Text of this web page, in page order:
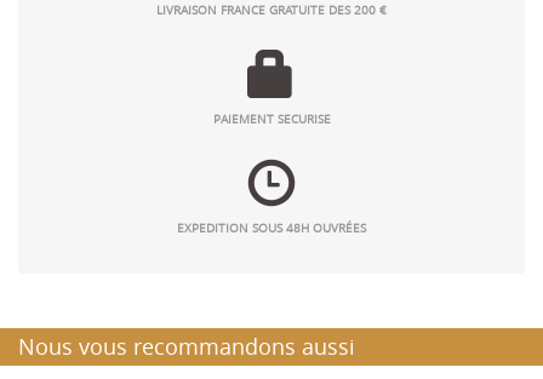
LIVRAISON FRANCE GRATUITE DES 200 €
PAIEMENT SECURISE
EXPEDITION SOUS 48H OUVRÉES
Nous vous recommandons aussi